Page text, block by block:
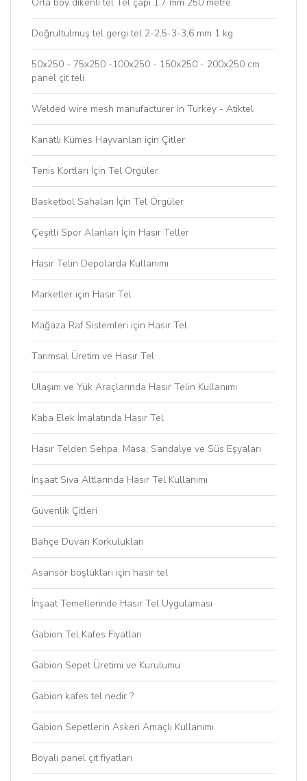
Doğrultulmuş tel gergi tel 2-2,5-3-3,6 mm 1 kg
50x250 - 75x250 -100x250 - 150x250 - 200x250 cm
panel çit teli
Welded wire mesh manufacturer in Turkey - Atiktel
Kanatlı Kümes Hayvanları için Çitler
Tenis Kortları İçin Tel Örgüler
Basketbol Sahaları İçin Tel Örgüler
Çeşitli Spor Alanları İçin Hasır Teller
Hasır Telin Depolarda Kullanımı
Marketler için Hasır Tel
Mağaza Raf Sistemleri için Hasır Tel
Tarımsal Üretim ve Hasır Tel
Ulaşım ve Yük Araçlarında Hasır Telin Kullanımı
Kaba Elek İmalatında Hasır Tel
Hasır Telden Sehpa, Masa, Sandalye ve Süs Eşyaları
İnşaat Sıva Altlarında Hasır Tel Kullanımı
Güvenlik Çitleri
Bahçe Duvarı Korkulukları
Asansör boşlukları için hasır tel
İnşaat Temellerinde Hasır Tel Uygulaması
Gabion Tel Kafes Fiyatları
Gabion Sepet Üretimi ve Kurulumu
Gabion kafes tel nedir ?
Gabion Sepetlerin Askeri Amaçlı Kullanımı
Boyalı panel çit fiyatları